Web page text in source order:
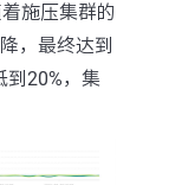
施压集群的
，最终达到
到20%，集